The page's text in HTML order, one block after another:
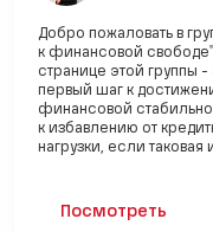
Добро пожаловать в
к финансовой
странице этой группы -
первый шаг к
финансовой
к избавлению от
нагрузки, если таковая
Посмотреть